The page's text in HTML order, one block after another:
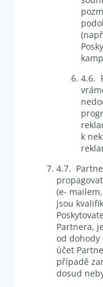
4.6.
k
4.7.
(e-
jsou
Partnera,
od
účet
případě
dosud